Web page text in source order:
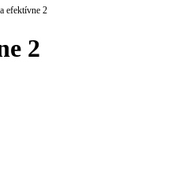
efektívne 2
2